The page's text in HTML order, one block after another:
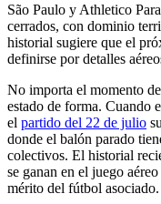
São Paulo y Athletico
cerrados, con dominio
historial sugiere que el
definirse por detalles
No importa el momento
estado de forma. Cuando
el partido del 22 de julio
donde el balón parado
colectivos. El historial
se ganan en el juego
mérito del fútbol asociado.